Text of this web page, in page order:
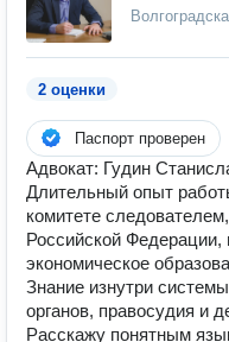
2 оценки
Паспорт проверен
Адвокат: Гудин
Длительный опыт
комитете
Российской
экономическое
Знание изнутри
органов, правосудия и
Расскажу понятным